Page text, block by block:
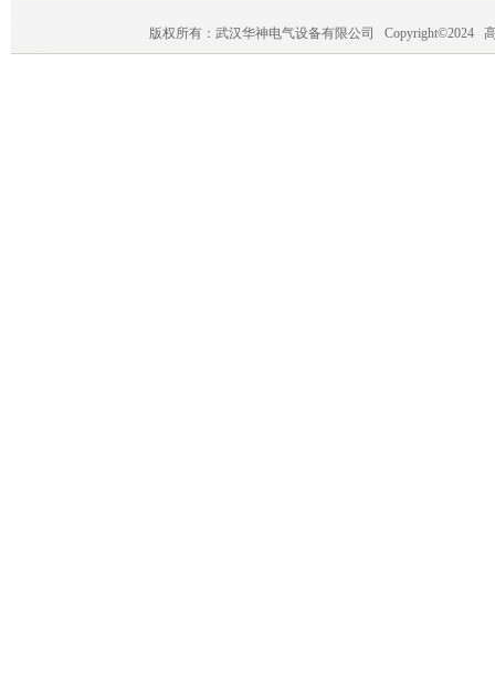
版权所有：武汉华神电气设备有限公司